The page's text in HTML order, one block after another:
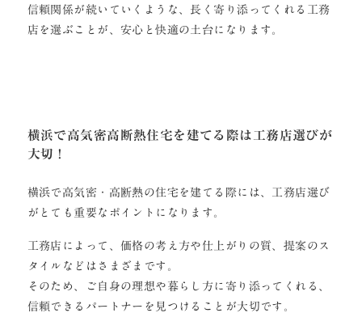
信頼関係が続いていくような、長く寄り添ってくれる工務
店を選ぶことが、安心と快適の土台になります。
横浜で高気密高断熱住宅を建てる際は工務店選びが
大切！
横浜で高気密・高断熱の住宅を建てる際には、工務店選び
がとても重要なポイントになります。
工務店によって、価格の考え方や仕上がりの質、提案のス
タイルなどはさまざまです。
そのため、ご自身の理想や暮らし方に寄り添ってくれる、
信頼できるパートナーを見つけることが大切です。